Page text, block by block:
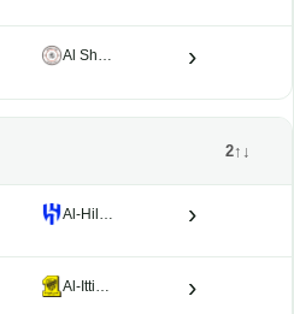
Al Shabab ›
2↑↓
Al-Hilal Saudi FC ›
Al-Ittihad FC ›